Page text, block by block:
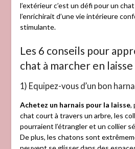
l’extérieur c’est un défi pour un
l’enrichirait d’une vie intérieure
stimulante.
Les 6 conseils pour
chat à marcher en laisse
1) Equipez-vous d’un bon
Achetez un harnais pour la laisse,
chat court à travers un arbre, les
pourraient l’étrangler et un collier
De plus, les chatons sont